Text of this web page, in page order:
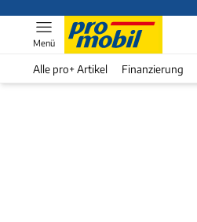
Menü
Alle pro+ Artikel Finanzierung